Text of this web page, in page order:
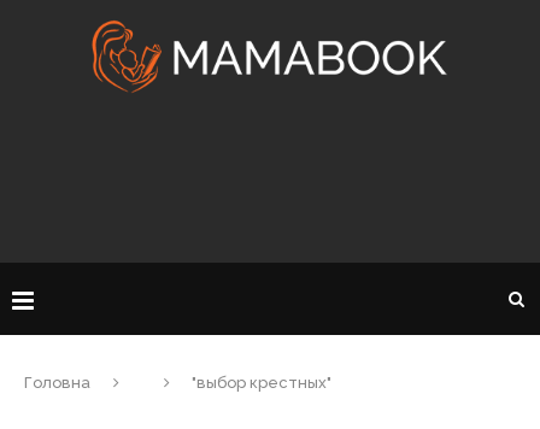
Головна "выбор крестных"